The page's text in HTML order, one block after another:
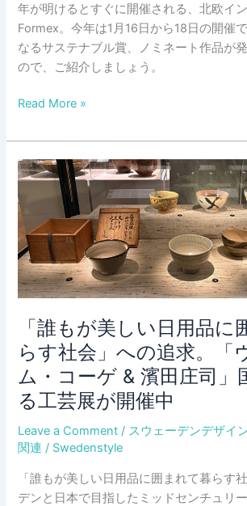
年が明けるとすぐに開催される、北欧イ
Formex。今年は1月16日から18日の開催
なるサステナブル賞、ノミネート作品が
ので、ご紹介しましょう。
北
イ
ン
テ
リ
ア
フ
ェ
ア
Formex、
今
の
サ
ス
テ
ナ
ブ
ル
賞
Read More »
「誰もが美しい日用品に
らす社会」への追求。「
ム・コーゲ & 濱田庄司」
る工芸展が開催中
Leave a Comment / スウェーデンデザイ
関連 / Swedenstyle
「誰もが美しい日用品に囲まれて暮らす
デンと日本で目指したミッドセンチュリ